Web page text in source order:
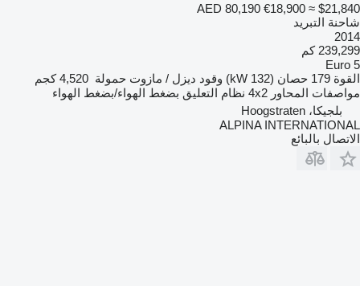
AED 80,190 €18,900 ≈ $21,840
شاحنة التبريد
2014
239,299 كم
Euro 5
القوة 179 حصان (132 kW) وقود ديزل / مازوت حمولة 4,520 كجم
مواصفات المحاور 4x2 نظام التعليق بضغط الهواء/بضغط الهواء
بلجيكا، Hoogstraten
ALPINA INTERNATIONAL
الاتصال بالبائع